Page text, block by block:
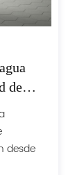
de
desde